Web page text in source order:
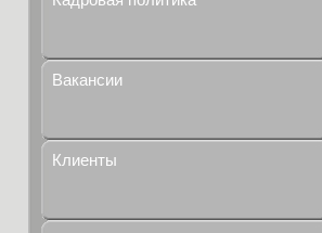
Вакансии
Клиенты